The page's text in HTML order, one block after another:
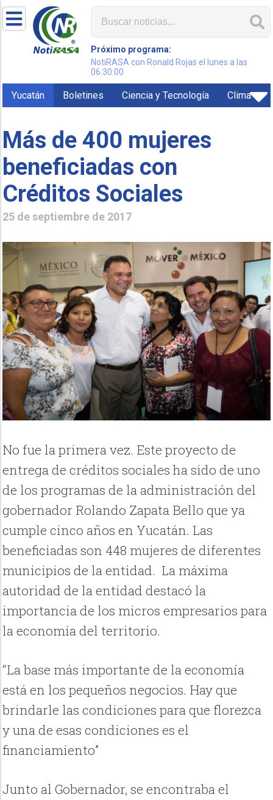
Próximo programa:
NotiRASA con Ronald Rojas el lunes a las
06:30:00
Yucatán Boletines Ciencia y Tecnología Clima
Más de 400 mujeres
beneficiadas con
Créditos Sociales
25 de septiembre de 2017
No fue la primera vez. Este proyecto de
entrega de créditos sociales ha sido de uno
de los programas de la administración del
gobernador Rolando Zapata Bello que ya
cumple cinco años en Yucatán. Las
beneficiadas son 448 mujeres de diferentes
municipios de la entidad. La máxima
autoridad de la entidad destacó la
importancia de los micros empresarios para
la economía del territorio.
“La base más importante de la economía
está en los pequeños negocios. Hay que
brindarle las condiciones para que florezca
y una de esas condiciones es el
financiamiento”
Junto al Gobernador, se encontraba el